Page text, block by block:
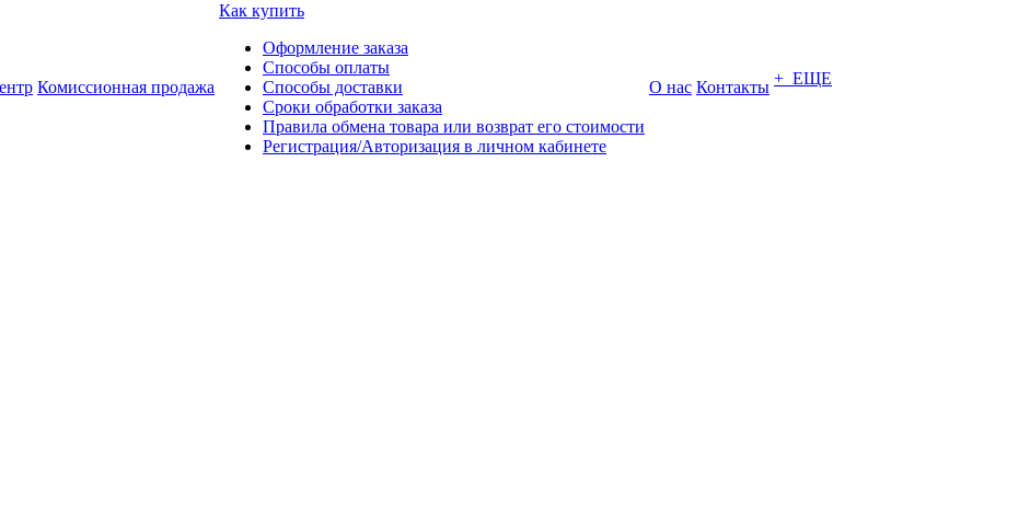
Комиссионная продажа
Как купить
Оформление заказа
Способы оплаты
Способы доставки
Сроки обработки заказа
Правила обмена товара или возврат его стоимости
Регистрация/Авторизация в личном кабинете
О нас Контакты + ЕЩЕ